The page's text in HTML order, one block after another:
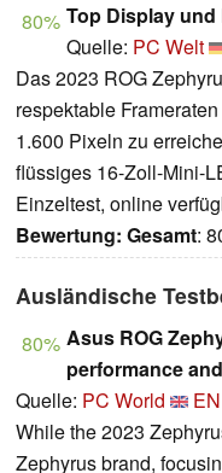
80% Top Display
Quelle: PC Welt
Das 2023 ROG
respektable
1.600 Pixeln zu
flüssiges 16-Zoll-Mini-
Einzeltest, online
Bewertung: Gesamt:
Ausländische
80% Asus ROG
performance
Quelle: PC World
While the 2023
Zephyrus brand,